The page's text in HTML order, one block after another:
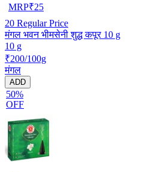
MRP₹25
20 Regular Price
मंगल भवन भीमसेनी शुद्ध कपूर 10 g
10 g
₹200/100g
मंगल
ADD
50%
OFF